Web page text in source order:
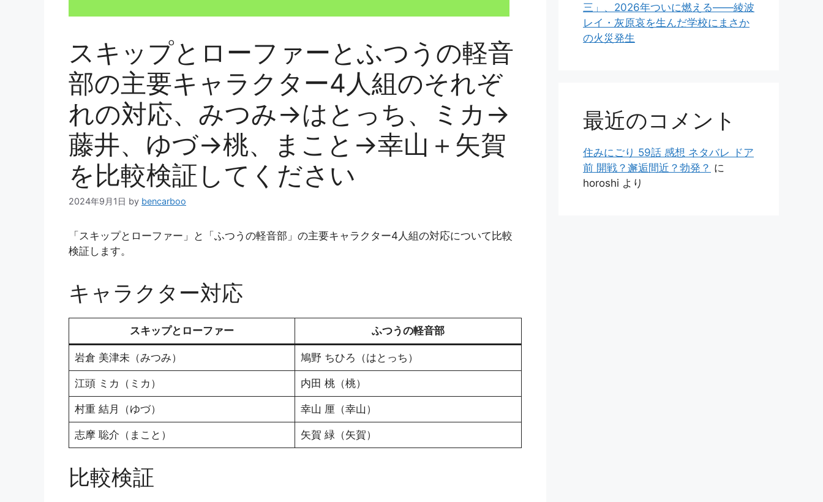
スキップとローファーとふつうの軽音
部の主要キャラクター4人組のそれぞ
れの対応、みつみ→はとっち、ミカ→
藤井、ゆづ→桃、まこと→幸山＋矢賀
を比較検証してください
2024年9月1日 by bencarboo
「スキップとローファー」と「ふつうの軽音部」の主要キャラクター4人組の対応について比較
検証します。
キャラクター対応
スキップとローファー ふつうの軽音部
岩倉 美津未（みつみ） 鳩野 ちひろ（はとっち）
江頭 ミカ（ミカ） 内田 桃（桃）
村重 結月（ゆづ） 幸山 厘（幸山）
志摩 聡介（まこと） 矢賀 緑（矢賀）
比較検証
三」、2026年ついに燃える――綾波
レイ・灰原哀を生んだ学校にまさか
の火災発生
最近のコメント
住みにごり 59話 感想 ネタバレ ドア
前 開戦？邂逅間近？勃発？ に
horoshi より